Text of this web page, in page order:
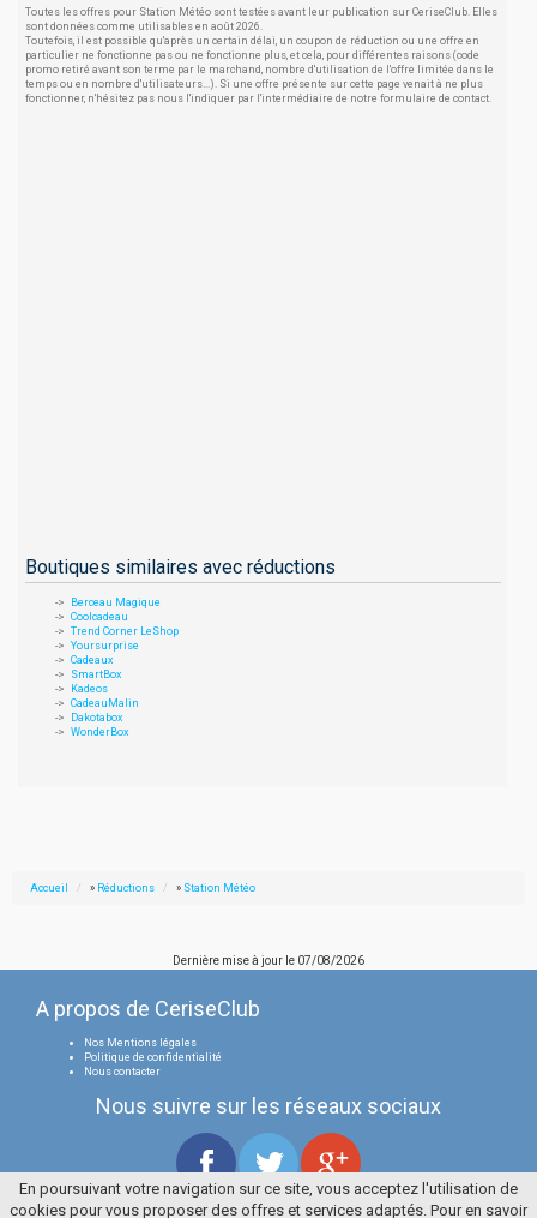
Toutes les offres pour Station Météo sont testées avant leur publication sur CeriseClub. Elles
sont données comme utilisables en août 2026.
Toutefois, il est possible qu'après un certain délai, un coupon de réduction ou une offre en
particulier ne fonctionne pas ou ne fonctionne plus, et cela, pour différentes raisons (code
promo retiré avant son terme par le marchand, nombre d'utilisation de l'offre limitée dans le
temps ou en nombre d'utilisateurs...). Si une offre présente sur cette page venait à ne plus
fonctionner, n'hésitez pas nous l'indiquer par l'intermédiaire de notre formulaire de contact.
Boutiques similaires avec réductions
Berceau Magique
Coolcadeau
Trend Corner LeShop
Yoursurprise
Cadeaux
SmartBox
Kadeos
CadeauMalin
Dakotabox
WonderBox
Accueil » Réductions » Station Météo
Dernière mise à jour le 07/08/2026
A propos de CeriseClub
Nos Mentions légales
Politique de confidentialité
Nous contacter
Nous suivre sur les réseaux sociaux
Tous droits réservés
En poursuivant votre navigation sur ce site, vous acceptez l'utilisation de
cookies pour vous proposer des offres et services adaptés. Pour en savoir